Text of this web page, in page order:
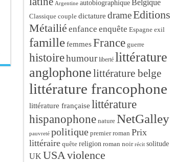
Argentine autobiographique Belgique
Classique couple dictature drameEditions
Métailié enfance enquête Espagne exil
famille femmes France guerre
histoirehumour liberté littérature
anglophonelittérature belge
littérature francophone
littérature française littérature
hispanophone nature NetGalley
pauvreté politique premier roman Prix
littéraire quête religion roman noir récit solitude
UK USA violence